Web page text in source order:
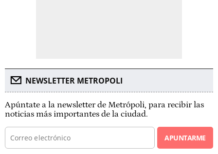
NEWSLETTER METROPOLI
Apúntate a la newsletter de Metrópoli, para recibir las
noticias más importantes de la ciudad.
APUNTARME